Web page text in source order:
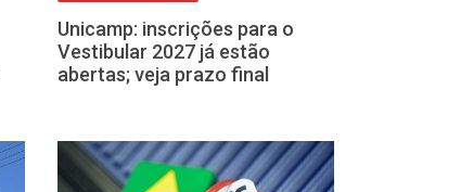
Unicamp: inscrições para o
Vestibular 2027 já estão
abertas; veja prazo final